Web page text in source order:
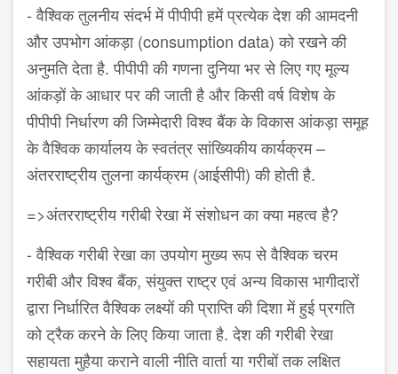
-वैश्विक तुलनीय संदर्भ में पीपीपी हमें प्रत्येक देश की आमदनी
और उपभोग आंकड़ा (consumption data)को रखने की
अनुमति देता है. पीपीपी की गणना दुनिया भर से लिए गए मूल्य
आंकड़ों के आधार पर की जाती है और किसी वर्ष विशेष के
पीपीपी निर्धारण की जिम्मेदारी विश्व बैंक के विकास आंकड़ा समूह
के वैश्विक कार्यालय के स्वतंत्र सांख्यिकीय कार्यक्रम–
अंतरराष्ट्रीय तुलना कार्यक्रम (आईसीपी) की होती है.
=>अंतरराष्ट्रीय गरीबी रेखा में संशोधन का क्या महत्व है?
-वैश्विक गरीबी रेखा का उपयोग मुख्य रूप से वैश्विक चरम
गरीबी और विश्व बैंक,संयुक्त राष्ट्र एवं अन्य विकास भागीदारों
द्वारा निर्धारित वैश्विक लक्ष्यों की प्राप्ति की दिशा में हुई प्रगति
को ट्रैक करने के लिए किया जाता है. देश की गरीबी रेखा
सहायता मुहैया कराने वाली नीति वार्ता या गरीबों तक लक्षित